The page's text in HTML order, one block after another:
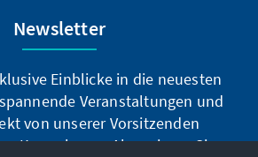
Newsletter
Einblicke in die neuesten
Veranstaltungen und
von unserer Vorsitzenden
Karrenbauer. Abonnieren Sie